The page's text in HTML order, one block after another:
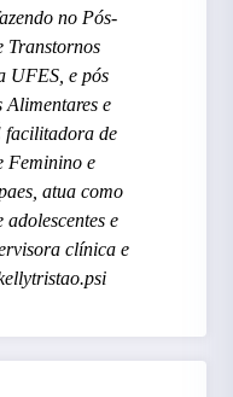
no Pós-
Transtornos
UFES, e pós
Alimentares e
facilitadora de
Feminino e
atua como
e
clínica e